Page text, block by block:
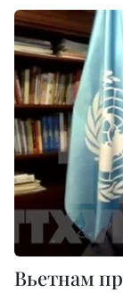
Вьетнам